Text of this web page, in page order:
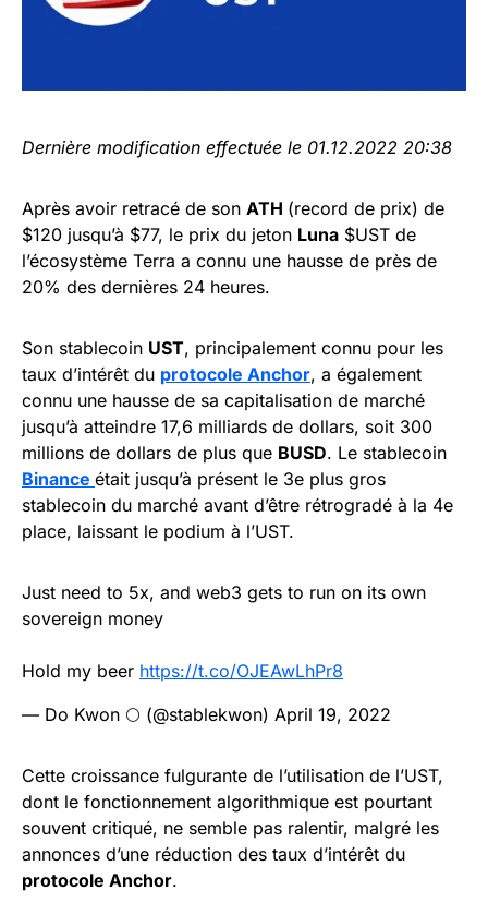
Dernière modification effectuée le 01.12.2022 20:38
Après avoir retracé de son ATH (record de prix) de
$120 jusqu’à $77, le prix du jeton Luna $UST de
l’écosystème Terra a connu une hausse de près de
20% des dernières 24 heures.
Son stablecoin UST, principalement connu pour les
taux d’intérêt du protocole Anchor, a également
connu une hausse de sa capitalisation de marché
jusqu’à atteindre 17,6 milliards de dollars, soit 300
millions de dollars de plus que BUSD. Le stablecoin
Binance était jusqu’à présent le 3e plus gros
stablecoin du marché avant d’être rétrogradé à la 4e
place, laissant le podium à l’UST.
Just need to 5x, and web3 gets to run on its own
sovereign money
Hold my beer https://t.co/OJEAwLhPr8
— Do Kwon 🌕 (@stablekwon) April 19, 2022
Cette croissance fulgurante de l’utilisation de l’UST,
dont le fonctionnement algorithmique est pourtant
souvent critiqué, ne semble pas ralentir, malgré les
annonces d’une réduction des taux d’intérêt du
protocole Anchor.